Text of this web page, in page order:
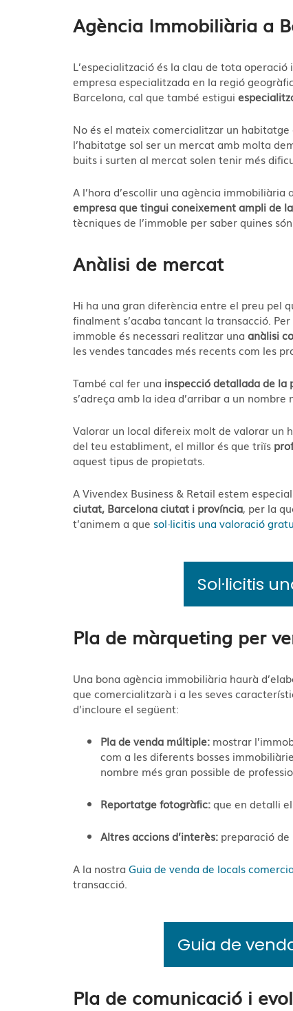
Agència Immobiliària a
L’especialització és la clau de tota
empresa especialitzada en la regió
Barcelona, cal que també estigui
No és el mateix comercialitzar un
l’habitatge sol ser un mercat amb molta
buits i surten al mercat solen tenir més
A l’hora d’escollir una agència
empresa que tingui coneixement ampli de
tècniques de l’immoble per saber quines
Anàlisi de mercat
Hi ha una gran diferència entre el preu pel
finalment s’acaba tancant la transacció.
immoble és necessari realitzar unaanàlisi
les vendes tancades més recents com les
També cal fer una inspecció detallada de la
s’adreça amb la idea d’arribar a un
Valorar un local difereix molt de valorar un
del teu establiment, el millor és que triïs
aquest tipus de propietats.
A Vivendex Business & Retail estem
ciutat, Barcelona ciutat i província, per la
t’animem a que sol·licitis una valoració
Sol·licitis
Pla de màrqueting per
Una bona agència immobiliària haurà
que comercialitzarà i a les seves
d’incloure el següent:
Pla de venda múltiple: mostrar
com a les diferents bosses
nombre més gran possible de
Reportatge fotogràfic:que en detalli
Altres accions d’interès: preparació de
A la nostraGuia de venda de locals
transacció.
Guia de
Pla de comunicació i